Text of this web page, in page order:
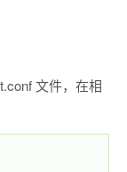
文件，在相